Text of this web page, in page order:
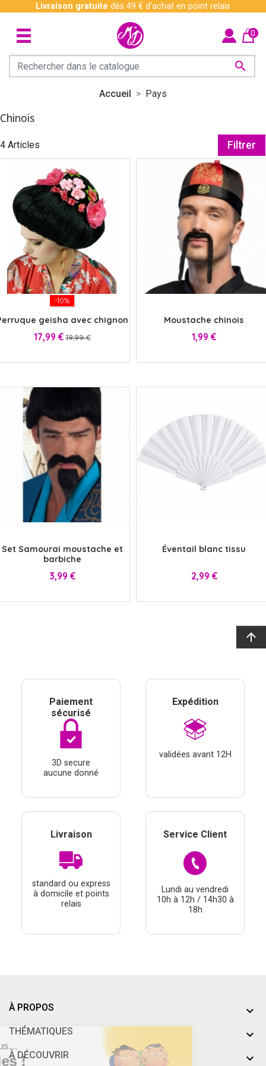
Livraison gratuite dès 49 € d'achat en point relais

0
Accueil Pays
Chinois
4 Articles Filtrer
-10%
geisha avec chignon
Prix
17,99 € Prix
19,99 €
Moustache chinois
Prix
1,99 €
Set Samourai moustache et
barbiche
Prix
3,99 €
Éventail blanc tissu
Prix
2,99 €
arrow_upward
Paiement
sécurisé
3D secure
aucune donné
Expédition
validées avant 12H
Livraison
standard ou express
à domicile et points
relais
Service Client
Lundi au vendredi
10h à 12h / 14h30 à
18h
À PROPOS
THÉMATIQUES
À DÉCOUVRIR
Salut c'est nous...
les Cookies !